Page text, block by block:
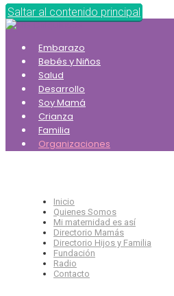
Saltar al contenido principal
Embarazo
Bebés y Niños
Salud
Desarrollo
Soy Mamá
Crianza
Familia
Organizaciones
Inicio
Quienes Somos
Mi maternidad es así
Directorio Mamás
Directorio Hijos y Familia
Fundación
Radio
Contacto